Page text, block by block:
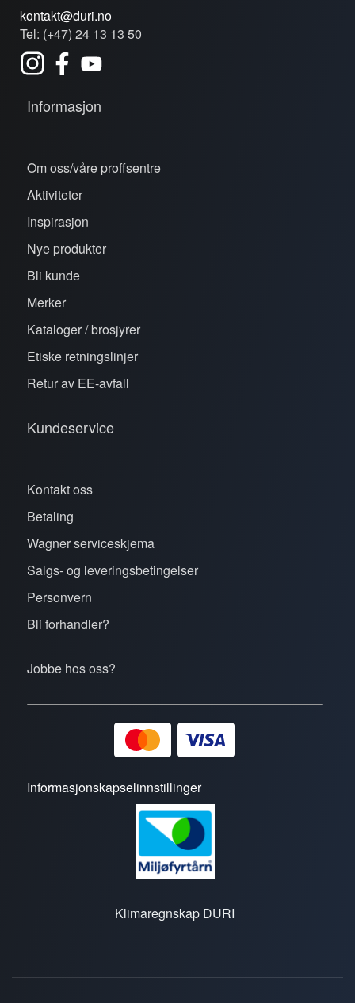
kontakt@duri.no
Tel: (+47) 24 13 13 50
Informasjon
Om oss/våre proffsentre
Aktiviteter
Inspirasjon
Nye produkter
Bli kunde
Merker
Kataloger / brosjyrer
Etiske retningslinjer
Retur av EE-avfall
Kundeservice
Kontakt oss
Betaling
Wagner serviceskjema
Salgs- og leveringsbetingelser
Personvern
Bli forhandler?
Jobbe hos oss?
Informasjonskapselinnstillinger
Klimaregnskap DURI